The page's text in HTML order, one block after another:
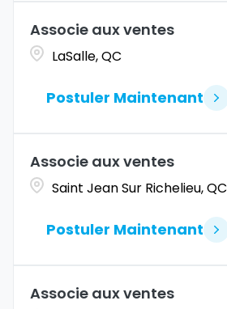
Associe aux ventes
LaSalle, QC
Postuler Maintenant
Associe aux ventes
Saint Jean Sur Richelieu, QC
Postuler Maintenant
Associe aux ventes